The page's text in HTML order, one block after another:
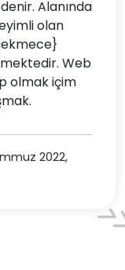
Alanında
olan
Web
olmak içim
2022,